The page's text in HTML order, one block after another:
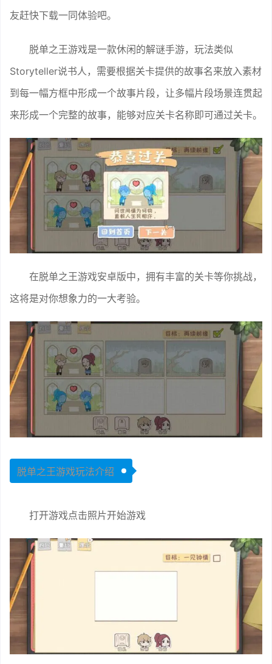
友赶快下载一同体验吧。
脱单之王游戏是一款休闲的解谜手游，玩法类似
Storyteller说书人，需要根据关卡提供的故事名来放入素材
到每一幅方框中形成一个故事片段，让多幅片段场景连贯起
来形成一个完整的故事，能够对应关卡名称即可通过关卡。
在脱单之王游戏安卓版中，拥有丰富的关卡等你挑战，
这将是对你想象力的一大考验。
脱单之王游戏玩法介绍
打开游戏点击照片开始游戏